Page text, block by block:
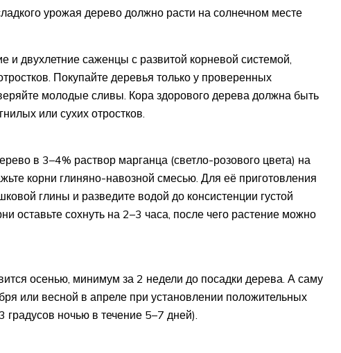
урожая дерево должно расти на солнечном месте
и двухлетние саженцы с развитой корневой системой,
Покупайте деревья только у проверенных
молодые сливы. Кора здорового дерева должна быть
или сухих отростков.
в 3–4% раствор марганца (светло-розового цвета) на
корни глиняно-навозной смесью. Для её приготовления
глины и разведите водой до консистенции густой
оставьте сохнуть на 2–3 часа, после чего растение можно
осенью, минимум за 2 недели до посадки дерева. А саму
или весной в апреле при установлении положительных
ночью в течение 5–7 дней).